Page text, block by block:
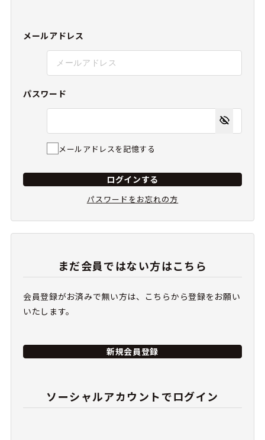
メールアドレス
パスワード
メールアドレスを記憶する
ログインする
パスワードをお忘れの方
まだ会員ではない方はこちら
会員登録がお済みで無い方は、こちらから登録をお願い
いたします。
新規会員登録
ソーシャルアカウントでログイン